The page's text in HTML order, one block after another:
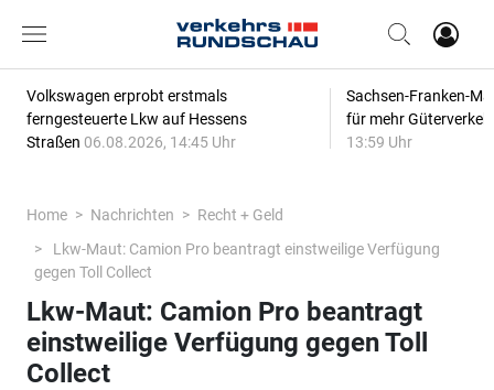
Volkswagen erprobt erstmals
ferngesteuerte Lkw auf Hessens
Straßen 06.08.2026, 14:45 Uhr
Sachsen-Franken-
für mehr
13:59 Uhr
Home Nachrichten
Recht + Geld
Lkw-Maut: Camion Pro beantragt einstweilige Verfügung
gegen Toll Collect
Lkw-Maut: Camion Pro beantragt
einstweilige Verfügung gegen Toll
Collect